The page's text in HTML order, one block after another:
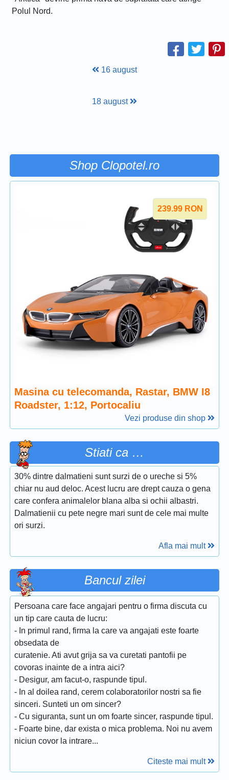
Polul Nord.
16 august
18 august
Shop Clopotel.ro
239.99 RON
Masina cu telecomanda, Rastar, BMW I8
Roadster, 1:12, Portocaliu
Vezi produse din shop
Stiati ca …
30% dintre dalmatieni sunt surzi de o ureche si 5%
chiar nu aud deloc. Acest lucru are drept cauza o gena
care confera animalelor blana alba si ochii albastri.
Dalmatienii cu pete negre mari sunt de cele mai multe
ori surzi.
Afla mai mult
Bancul zilei
Persoana care face angajari pentru o firma discuta cu
un tip care cauta de lucru:
- In primul rand, firma la care va angajati este foarte
obsedata de
curatenie. Ati avut grija sa va curetati pantofii pe
covoras inainte de a intra aici?
- Desigur, am facut-o, raspunde tipul.
- In al doilea rand, cerem colaboratorilor nostri sa fie
sinceri. Sunteti un om sincer?
- Cu siguranta, sunt un om foarte sincer, raspunde tipul.
- Foarte bine, dar exista o mica problema. Noi nu avem
niciun covor la intrare...
Citeste mai mult